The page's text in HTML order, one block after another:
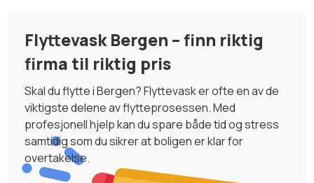
Flyttevask Bergen – finn riktig
firma til riktig pris
Skal du flytte i Bergen? Flyttevask er ofte en av de
viktigste delene av flytteprosessen. Med
profesjonell hjelp kan du spare både tid og stress
samtidig som du sikrer at boligen er klar for
overtakelse.